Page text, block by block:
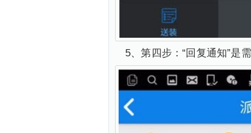
5、第四步：“回复通知”是